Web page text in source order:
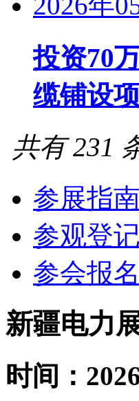
投资70
缆铺设
共有 231
参展指南
参观登记
参会报名
新疆电力
时间：